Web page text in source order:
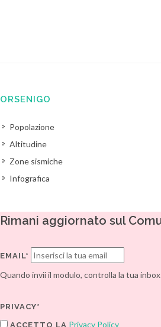
ORSENIGO
Popolazione
Altitudine
Zone sismiche
Infografica
Rimani aggiornato sul
EMAIL*
Quando invii il modulo, controlla la tua
PRIVACY*
ACCETTO LA Privacy Policy